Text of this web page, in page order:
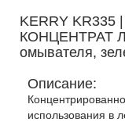
KERRY KR335
КОНЦЕНТРАТ
омывателя,
Описание:
использования в